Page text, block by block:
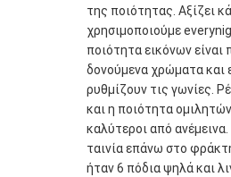
της ποιότητας. Αξίζει
χρησιμοποιούμε
ποιότητα εικόνων
δονούμενα χρώματα και
ρυθμίζουν τις γωνίες.
και η ποιότητα
καλύτεροι από
ταινία επάνω στο
ήταν 6 πόδια ψηλά και